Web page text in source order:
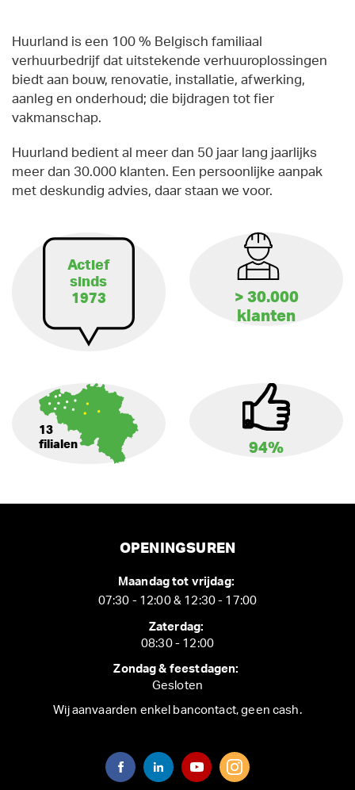
Huurland is een 100 % Belgisch familiaal
verhuurbedrijf dat uitstekende verhuuroplossingen
biedt aan bouw, renovatie, installatie, afwerking,
aanleg en onderhoud; die bijdragen tot fier
vakmanschap.
Huurland bedient al meer dan 50 jaar lang jaarlijks
meer dan 30.000 klanten. Een persoonlijke aanpak
met deskundig advies, daar staan we voor.
Actief
sinds
1973
> 30.000
klanten
13
filialen
94%
OPENINGSUREN
Maandag tot vrijdag:
07:30 - 12:00 & 12:30 - 17:00
Zaterdag:
08:30 - 12:00
Zondag & feestdagen:
Gesloten
Wij aanvaarden enkel bancontact, geen cash.